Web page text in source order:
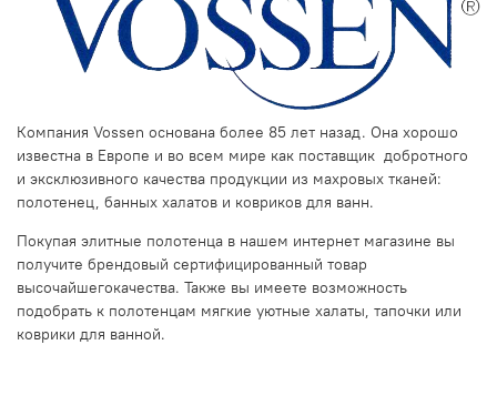
Компания Vossen основана более 85 лет назад. Она хорошо
известна в Европе и во всем мире как поставщик добротного
и эксклюзивного качества продукции из махровых тканей:
полотенец, банных халатов и ковриков для ванн.
Покупая элитные полотенца в нашем интернет магазине вы
получите брендовый сертифицированный товар
высочайшегокачества. Также вы имеете возможность
подобрать к полотенцам мягкие уютные халаты, тапочки или
коврики для ванной.